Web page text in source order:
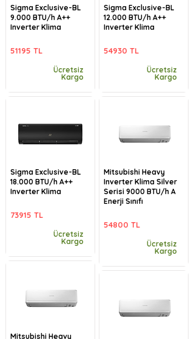
Sigma Exclusive-BL
9.000 BTU/h A++
Inverter Klima
51195 TL
Ücretsiz
Kargo
Sigma Exclusive-BL
18.000 BTU/h A++
Inverter Klima
73915 TL
Ücretsiz
Kargo
Mitsubishi Heavy
Sigma Exclusive-BL
12.000 BTU/h A++
Inverter Klima
54930 TL
Ücretsiz
Kargo
Mitsubishi Heavy
Inverter Klima Silver
Serisi 9000 BTU/h A
Enerji Sınıfı
54800 TL
Ücretsiz
Kargo